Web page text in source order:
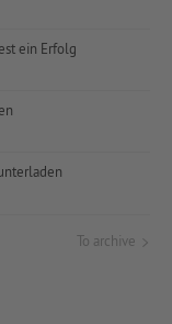
ein Erfolg
To archive